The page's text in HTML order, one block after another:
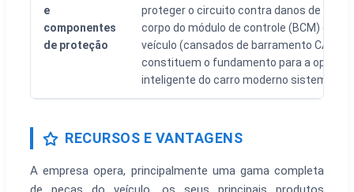
e
componentes
de proteção
proteger o circuito contra danos de
corpo do módulo de controle (BCM) e a
veículo (cansados de barramento CAN),
constituem o fundamento para a
inteligente do carro moderno sistema
RECURSOS E VANTAGENS
A empresa opera, principalmente uma gama completa